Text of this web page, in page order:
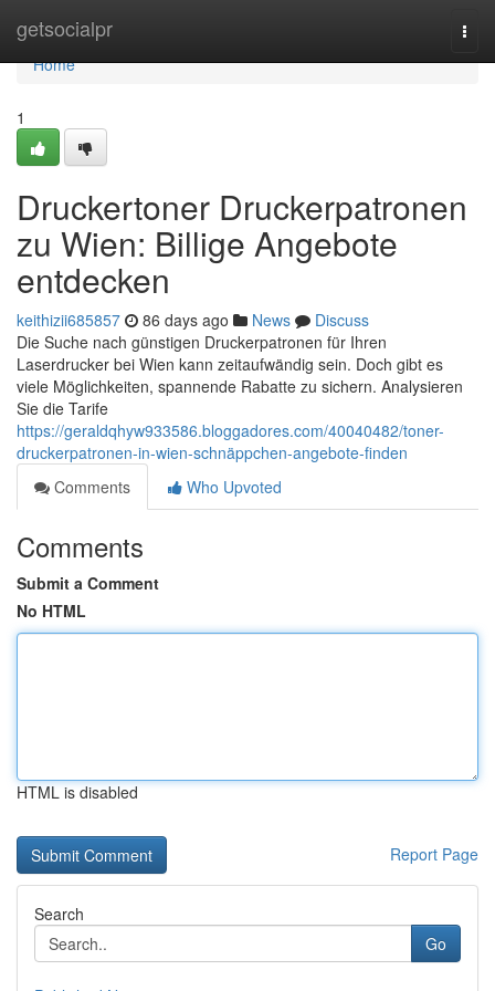
getsocialpr
Home
Home
1
Druckertoner Druckerpatronen
zu Wien: Billige Angebote
entdecken
keithizii685857 86 days ago News
Discuss
Die Suche nach günstigen Druckerpatronen für Ihren
Laserdrucker bei Wien kann zeitaufwändig sein. Doch gibt es
viele Möglichkeiten, spannende Rabatte zu sichern. Analysieren
Sie die Tarife
https://geraldqhyw933586.bloggadores.com/40040482/toner-
druckerpatronen-in-wien-schnäppchen-angebote-finden
Comments
Who Upvoted
Comments
Submit a Comment
No HTML
HTML is disabled
Report Page
Search
Go